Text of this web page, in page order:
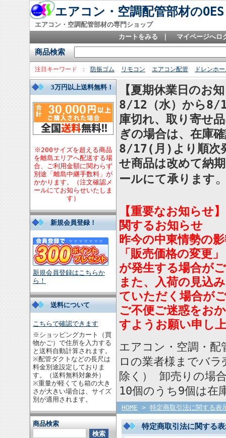
エアコン・空調配管部材のOES
エアコン・空調配管部材の専門ショップ
カートをみる
マイページへロ
商品検索
注目キーワード 防振ゴム リモコン エアコン配管 ドレンホ
3万円以上送料無料！
※200サイズを超える商品
を離島エリアへ配送する場
合、ご利用金額に関わらず
別途「離島中継手数料」が
かかります。（注文確認メ
ールにてお知らせいたしま
す）
新規会員登録！
新規会員登録はこちらか
ら！
送料について
こちらで確認できます
※ショッピングカート（買
物かご）で住所を入力する
と送料自動計算されます。
※配管ダクトなどの長尺は
料金別途設定しておりま
す。（送料無料対象外）
※重量が軽くても箱の大き
さが大きい場合は、サイズ
別が適用されます。
商品検索
【夏期休業日のお
8/12（水）から8/
庫切れ、取り寄せ
ぎの場合は、在庫
8/17(月)より順次
せ商品は改めて納
ールにて承ります
【重要なお知らせ
関するお知らせ
昨今の中東情勢の
「販売価格の変更
が発生する場合が
また、入荷の見込
ていただく場合が
ご不便ご迷惑をお
すようお願い申し
エアコン・空調・配
ロの業者様までバ
除く） 卸売りの場
10個のうち9個は在
HOME > 特定商取引法に関する表
特定商取引法に関する